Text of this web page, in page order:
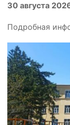
30 августа
Подробная